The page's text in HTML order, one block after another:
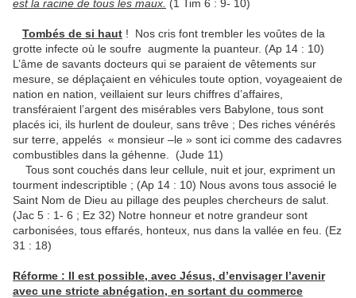
est la racine de tous les maux. (1 Tim 6 : 9- 10)
Tombés de si haut ! Nos cris font trembler les voûtes de la
grotte infecte où le soufre augmente la puanteur. (Ap 14 : 10)
L’âme de savants docteurs qui se paraient de vêtements sur
mesure, se déplaçaient en véhicules toute option, voyageaient de
nation en nation, veillaient sur leurs chiffres d’affaires,
transféraient l’argent des misérables vers Babylone, tous sont
placés ici, ils hurlent de douleur, sans trêve ; Des riches vénérés
sur terre, appelés « monsieur –le » sont ici comme des cadavres
combustibles dans la géhenne. (Jude 11)
Tous sont couchés dans leur cellule, nuit et jour, expriment un
tourment indescriptible ; (Ap 14 : 10) Nous avons tous associé le
Saint Nom de Dieu au pillage des peuples chercheurs de salut.
(Jac 5 : 1- 6 ; Ez 32) Notre honneur et notre grandeur sont
carbonisées, tous effarés, honteux, nus dans la vallée en feu. (Ez
31 : 18)
Réforme : Il est possible, avec Jésus, d’envisager l’avenir
avec une stricte abnégation, en sortant du commerce